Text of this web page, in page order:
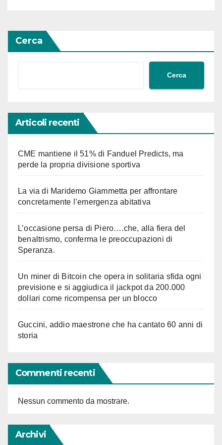
Cerca
Cerca
Articoli recenti
CME mantiene il 51% di Fanduel Predicts, ma
perde la propria divisione sportiva
La via di Maridemo Giammetta per affrontare
concretamente l’emergenza abitativa
L’occasione persa di Piero….che, alla fiera del
benaltrismo, conferma le preoccupazioni di
Speranza.
Un miner di Bitcoin che opera in solitaria sfida ogni
previsione e si aggiudica il jackpot da 200.000
dollari come ricompensa per un blocco
Guccini, addio maestrone che ha cantato 60 anni di
storia
Commenti recenti
Nessun commento da mostrare.
Archivi